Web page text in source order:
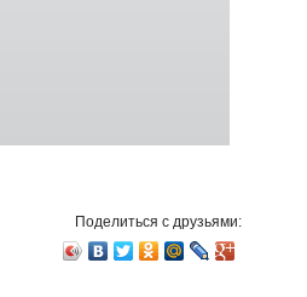
Поделиться с друзьями: